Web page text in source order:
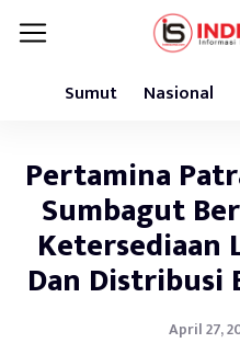
Sumut Nasional
Pertamina
Sumbagut
Ketersediaan
Dan Distribusi
April 27,